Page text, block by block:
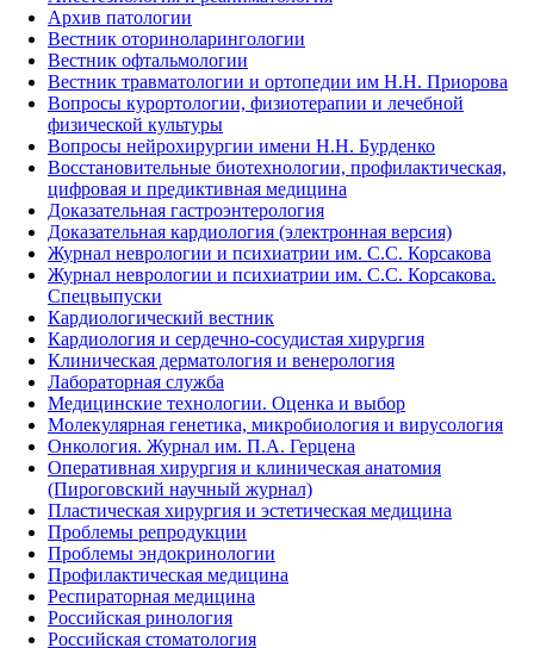
Архив патологии
Вестник оториноларингологии
Вестник офтальмологии
Вестник травматологии и ортопедии им Н.Н. Приорова
Вопросы курортологии, физиотерапии и лечебной
физической культуры
Вопросы нейрохирургии имени Н.Н. Бурденко
Восстановительные биотехнологии, профилактическая,
цифровая и предиктивная медицина
Доказательная гастроэнтерология
Доказательная кардиология (электронная версия)
Журнал неврологии и психиатрии им. С.С. Корсакова
Журнал неврологии и психиатрии им. С.С. Корсакова.
Спецвыпуски
Кардиологический вестник
Кардиология и сердечно-сосудистая хирургия
Клиническая дерматология и венерология
Лабораторная служба
Медицинские технологии. Оценка и выбор
Молекулярная генетика, микробиология и вирусология
Онкология. Журнал им. П.А. Герцена
Оперативная хирургия и клиническая анатомия
(Пироговский научный журнал)
Пластическая хирургия и эстетическая медицина
Проблемы репродукции
Проблемы эндокринологии
Профилактическая медицина
Респираторная медицина
Российская ринология
Российская стоматология